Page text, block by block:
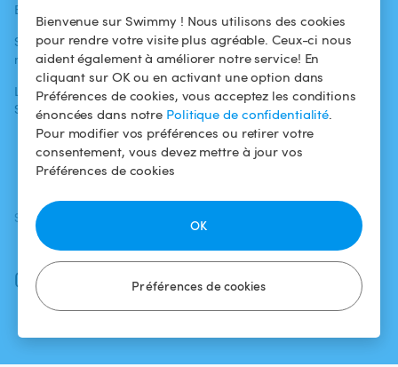
Bienvenue sur Swimmy ! Nous utilisons des cookies
pour rendre votre visite plus agréable. Ceux-ci nous
aident également à améliorer notre service! En
cliquant sur OK ou en activant une option dans
Préférences de cookies, vous acceptez les conditions
énoncées dans notre Politique de confidentialité.
Pour modifier vos préférences ou retirer votre
consentement, vous devez mettre à jour vos
Préférences de cookies
Préférences de cookies
OK
Blog
Swimmy dans les
médias
L'aventure
Swimmy
baigneurs
Pour les
propriétaires
Louer ma piscine
Comment ça
marche ?
Conditions
d'utilisation
Politique de
confidentialité
Mentions légales
SUIVEZ-NOUS
Facebook
Instagram